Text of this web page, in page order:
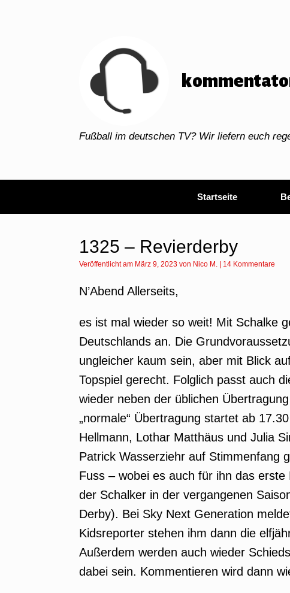
Fußball im deutschen TV? Wir liefern euch
Startseite
1325 – Revierderby
Veröffentlicht am März 9, 2023 von Nico M. 14 Kommentare
N’Abend Allerseits,
es ist mal wieder so weit! Mit Schalke
Deutschlands an. Die
ungleicher kaum sein, aber mit Blick
Topspiel gerecht. Folglich passt auch
wieder neben der üblichen
„normale“ Übertragung startet ab
Hellmann, Lothar Matthäus und Julia
Patrick Wasserziehr auf Stimmenfang
Fuss – wobei es auch für ihn das
der Schalker in der vergangenen
Derby). Bei Sky Next Generation
Kidsreporter stehen ihm dann die
Außerdem werden auch wieder
dabei sein. Kommentieren wird dann